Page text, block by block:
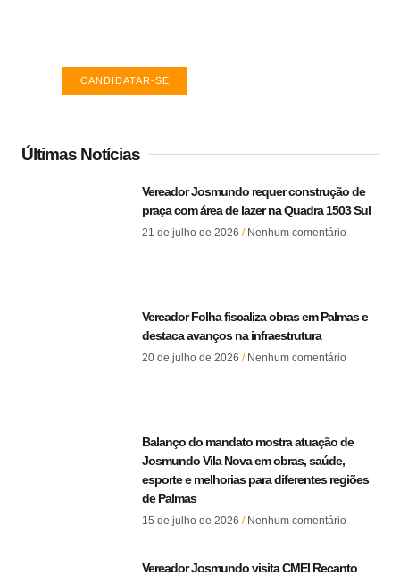
CANDIDATAR-SE
Últimas Notícias
Vereador Josmundo requer construção de
praça com área de lazer na Quadra 1503 Sul
21 de julho de 2026 Nenhum comentário
Vereador Folha fiscaliza obras em Palmas e
destaca avanços na infraestrutura
20 de julho de 2026 Nenhum comentário
Balanço do mandato mostra atuação de
Josmundo Vila Nova em obras, saúde,
esporte e melhorias para diferentes regiões
de Palmas
15 de julho de 2026 Nenhum comentário
Vereador Josmundo visita CMEI Recanto